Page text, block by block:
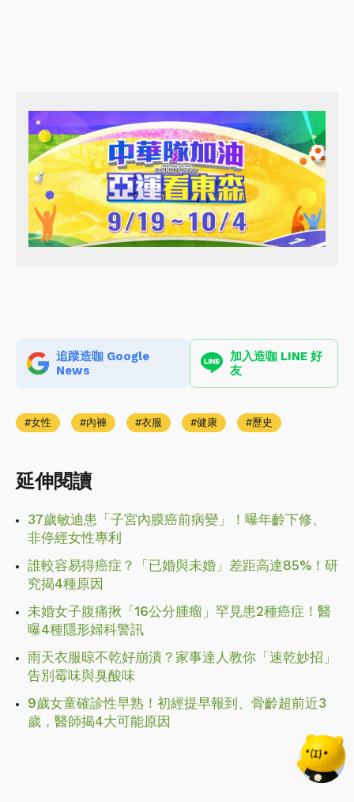
追蹤造咖 Google
News
加入造咖 LINE 好
友
女性 內褲 衣服 健康 歷史
延伸閱讀
37歲敏迪患「子宮內膜癌前病變」！曝年齡下修、
非停經女性專利
誰較容易得癌症？「已婚與未婚」差距高達85%！研
究揭4種原因
未婚女子腹痛揪「16公分腫瘤」罕見患2種癌症！醫
曝4種隱形婦科警訊
雨天衣服晾不乾好崩潰？家事達人教你「速乾妙招」
告別霉味與臭酸味
9歲女童確診性早熟！初經提早報到、骨齡超前近3
歲，醫師揭4大可能原因